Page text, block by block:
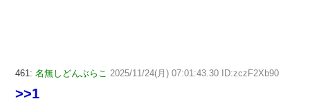
461: 名無しどんぶらこ 2025/11/24(月) 07:01:43.30 ID:zczF2Xb90
>>1